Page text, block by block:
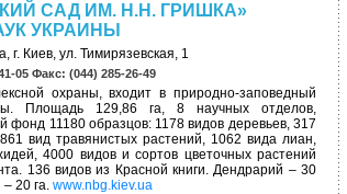
САД ИМ. Н.Н. ГРИШКА»
УКРАИНЫ
г. Киев, ул. Тимирязевская, 1
05 Факс: (044) 285-26-49
охраны, входит в природно-заповедный
Площадь 129,86 га, 8 научных отделов,
фонд 11180 образцов: 1178 видов деревьев, 317
861 вид травянистых растений, 1062 вида лиан,
4000 видов и сортов цветочных растений
136 видов из Красной книги. Дендрарий – 30
20 га. www.nbg.kiev.ua